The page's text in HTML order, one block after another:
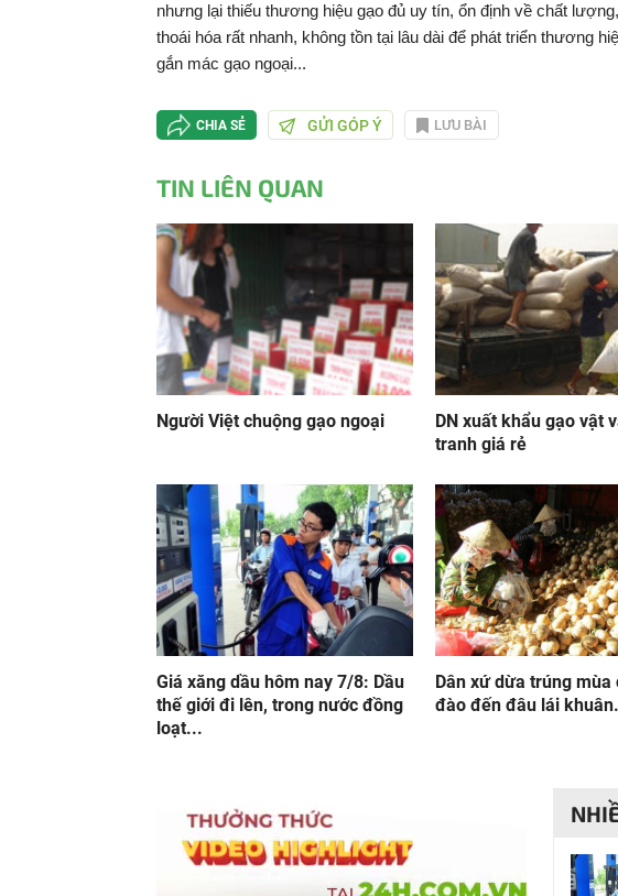
nhưng lại thiếu thương hiệu gạo đủ uy tín, ổn định về chất
thoái hóa rất nhanh, không tồn tại lâu dài để phát triển thương
gắn mác gạo ngoại...
CHIA SẺ GỬI GÓP Ý LƯU BÀI
TIN LIÊN QUAN
Người Việt chuộng gạo ngoại
DN xuất khẩu gạo vật
tranh giá rẻ
Giá xăng dầu hôm nay 7/8: Dầu
thế giới đi lên, trong nước đồng
loạt...
Dân xứ dừa trúng mùa
đào đến đâu lái